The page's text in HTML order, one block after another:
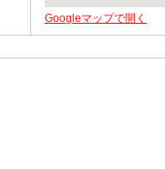
Googleマップで開く